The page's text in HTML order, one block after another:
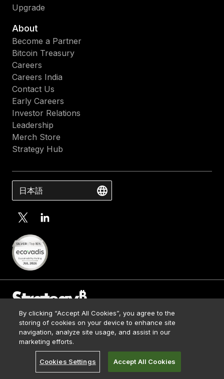
Upgrade
About
Become a Partner
Bitcoin Treasury
Careers
Careers India
Contact Us
Early Careers
Investor Relations
Leadership
Merch Store
Strategy Hub
日本語
© 2026 Strategy. All Rights Reserved.
Contact Us
Media Kit
Terms of Use
Privacy Policy
By clicking “Accept All Cookies”, you agree to the
storing of cookies on your device to enhance site
navigation, analyze site usage, and assist in our
marketing efforts.
Cookies Settings Accept All Cookies